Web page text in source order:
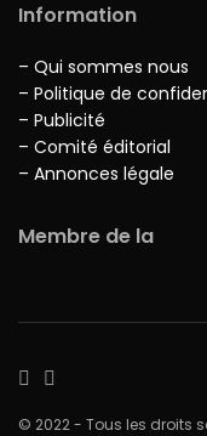
Information
– Qui sommes nous
– Politique de
– Publicité
– Comité éditorial
– Annonces légale
Membre de la
© 2022 - Tous les droits